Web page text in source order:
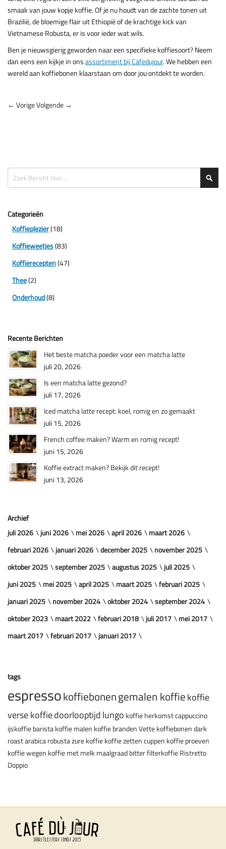
smaak van jouw kopje koffie. Of je nu houdt van de zachte tonen uit
Brazilië, de bloemige flair uit Ethiopië of de krachtige kick van
Vietnamese Robusta, er is voor ieder wat wils.
Ben je nieuwsgierig geworden naar een specifieke koffiesoort? Neem
dan eens een kijkje in onsassortiment bij Cafedujour. We hebben een
wereld aan koffiebonen klaarstaan om door jou ontdekt te worden.
← VorigeVolgende →
Categorieën
Koffieplezier(18)
Koffieweetjes(83)
Koffierecepten(47)
Thee(2)
Onderhoud(8)
Recente Berichten
Het beste matcha poeder voor een matcha latte
juli 20, 2026
Is een matcha latte gezond?
juli 17, 2026
Iced matcha latte recept: koel, romig en zo gemaakt
juli 15, 2026
French coffee maken? Warm en romig recept!
juni 15, 2026
Koffie extract maken? Bekijk dit recept!
juni 13, 2026
Archief
juli 2026
juni 2026 mei 2026 april 2026
maart 2026
februari 2026
januari 2026 december 2025
november 2025
oktober 2025
september 2025 augustus 2025
juli 2025
juni 2025
mei 2025 april 2025 maart 2025
februari 2025
januari 2025
november 2024 oktober 2024
september 2024
oktober 2023
maart 2022 februari 2018 juli 2017
mei 2017
maart 2017
februari 2017 januari 2017
tags
espressokoffiebonengemalen koffiekoffie
verse koffiedoorlooptijdlungo koffie herkomstcappuccino
ijskoffiebaristakoffie malen koffie brandenVette koffiebonendark
roastarabicarobustazure koffiekoffie zettencuppen koffie proeven
koffie wegen koffie met melkmaalgraadbitterfilterkoffieRistretto
Doppio